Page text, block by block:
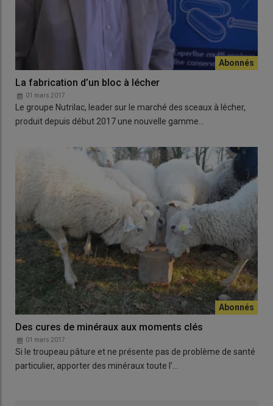
La fabrication d’un bloc à lécher
01 mars 2017
Le groupe Nutrilac, leader sur le marché des sceaux à lécher,
produit depuis début 2017 une nouvelle gamme…
Des cures de minéraux aux moments clés
01 mars 2017
Si le troupeau pâture et ne présente pas de problème de santé
particulier, apporter des minéraux toute l’…